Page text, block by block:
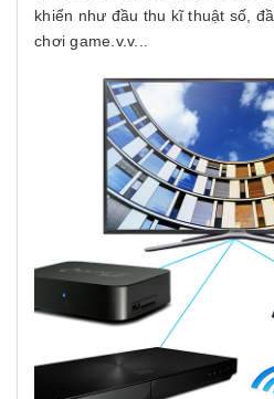
khiển như đầu thu kĩ thuật số,
chơi game.v.v...